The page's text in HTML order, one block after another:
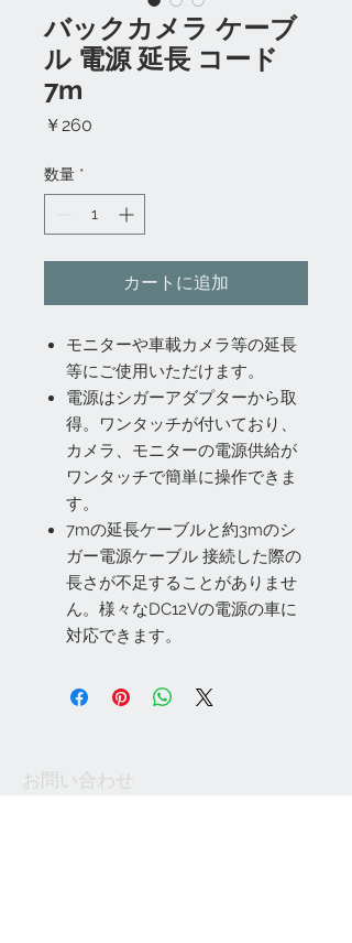
バックカメラ ケーブ
ル 電源 延長 コード
7m
￥260
数量 *
カートに追加
モニターや車載カメラ等の延長
等にご使用いただけます。
電源はシガーアダプターから取
得。ワンタッチが付いており、
カメラ、モニターの電源供給が
ワンタッチで簡単に操作できま
す。
7mの延長ケーブルと約3mのシ
ガー電源ケーブル 接続した際の
長さが不足することがありませ
ん。様々なDC12Vの電源の車に
対応できます。
お問い合わせ